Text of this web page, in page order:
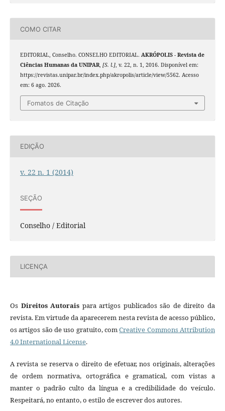
COMO CITAR
EDITORIAL, Conselho. CONSELHO EDITORIAL. AKRÓPOLIS - Revista de
Ciências Humanas da UNIPAR, [S. l.], v. 22, n. 1, 2016. Disponível em:
https://revistas.unipar.br/index.php/akropolis/article/view/5562. Acesso
em: 6 ago. 2026.
Fomatos de Citação
EDIÇÃO
v. 22 n. 1 (2014)
SEÇÃO
Conselho / Editorial
LICENÇA
Os Direitos Autorais para artigos publicados são de direito da
revista. Em virtude da aparecerem nesta revista de acesso público,
os artigos são de uso gratuito, comCreative Commons Attribution
4.0 International License.
A revista se reserva o direito de efetuar, nos originais, alterações
de ordem normativa, ortográfica e gramatical, com vistas a
manter o padrão culto da língua e a credibilidade do veículo.
Respeitará, no entanto, o estilo de escrever dos autores.